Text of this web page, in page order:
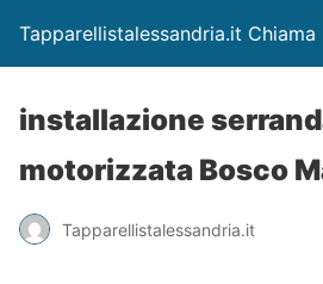
Tapparellistalessandria.it Chiama
installazione
motorizzata Bosco
Tapparellistalessandria.it